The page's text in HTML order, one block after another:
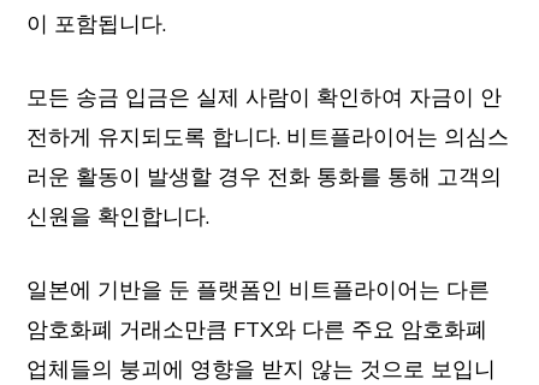
이 포함됩니다.
모든 송금 입금은 실제 사람이 확인하여 자금이 안
전하게 유지되도록 합니다. 비트플라이어는 의심스
러운 활동이 발생할 경우 전화 통화를 통해 고객의
신원을 확인합니다.
일본에 기반을 둔 플랫폼인 비트플라이어는 다른
암호화폐 거래소만큼 FTX와 다른 주요 암호화폐
업체들의 붕괴에 영향을 받지 않는 것으로 보입니